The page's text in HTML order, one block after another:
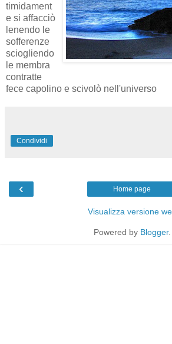
timidament
e si affacciò
lenendo le
sofferenze
sciogliendo
le membra
contratte
fece capolino e scivolò nell'universo
Condividi
‹ Home page
Visualizza versione
Powered by Blogger.